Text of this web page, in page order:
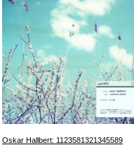
Oskar Hallbert: 1123581321345589
5
Oskar Hallbert: 1123581321345589